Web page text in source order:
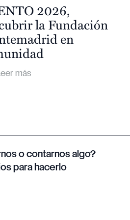
2026,
la Fundación
en
o contarnos algo?
para hacerlo